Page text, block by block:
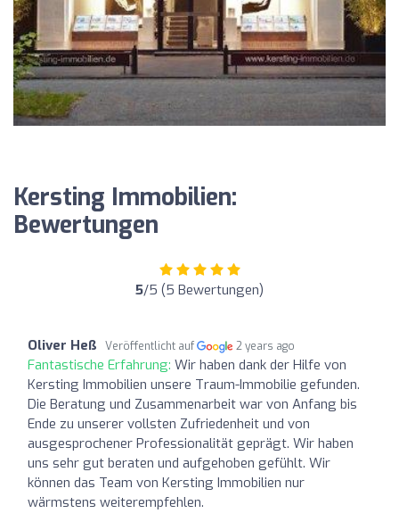
Kersting Immobilien:
Bewertungen
5/5 (5 Bewertungen)
Oliver Heß Veröffentlicht auf 2 years ago
Fantastische Erfahrung: Wir haben dank der Hilfe von
Kersting Immobilien unsere Traum-Immobilie gefunden.
Die Beratung und Zusammenarbeit war von Anfang bis
Ende zu unserer vollsten Zufriedenheit und von
ausgesprochener Professionalität geprägt. Wir haben
uns sehr gut beraten und aufgehoben gefühlt. Wir
können das Team von Kersting Immobilien nur
wärmstens weiterempfehlen.